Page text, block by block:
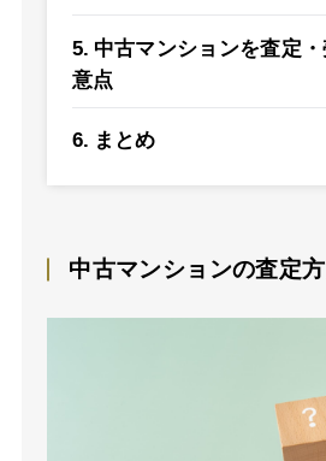
中古マンションを査定
意点
まとめ
中古マンションの査定